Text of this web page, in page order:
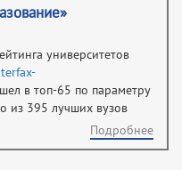
университетов
в топ-65 по параметру
из 395 лучших вузов
Подробнее